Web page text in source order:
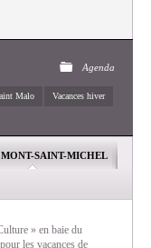
Agenda
Malo Vacances hiver
SAINT-MICHEL
» en baie du
les vacances de